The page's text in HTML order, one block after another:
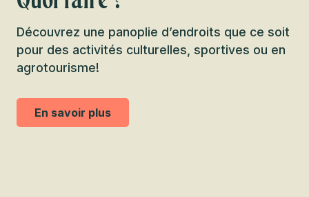
Découvrez une panoplie d’endroits que ce soit
pour des activités culturelles, sportives ou en
agrotourisme!
En savoir plus